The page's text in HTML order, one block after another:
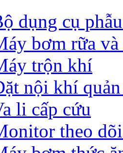
dụng cụ
bơm rữa
trộn khí
nội khí
li cấp cứu
theo